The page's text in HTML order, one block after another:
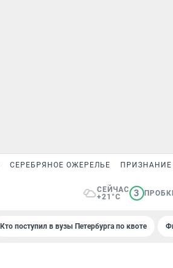
СЕРЕБРЯНОЕ ОЖЕРЕЛЬЕ
СЕЙЧАС
+21°C
3
Кто поступил в вузы Петербурга по квоте